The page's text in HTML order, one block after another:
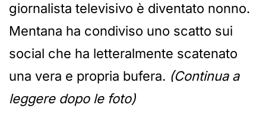
giornalista televisivo è diventato nonno.
Mentana ha condiviso uno scatto sui
social che ha letteralmente scatenato
una vera e propria bufera. (Continua a
leggere dopo le foto)